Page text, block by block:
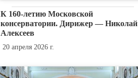
К 160-летию Московской
консерватории. Дирижер — Николай
Алексеев
20 апреля 2026 г.